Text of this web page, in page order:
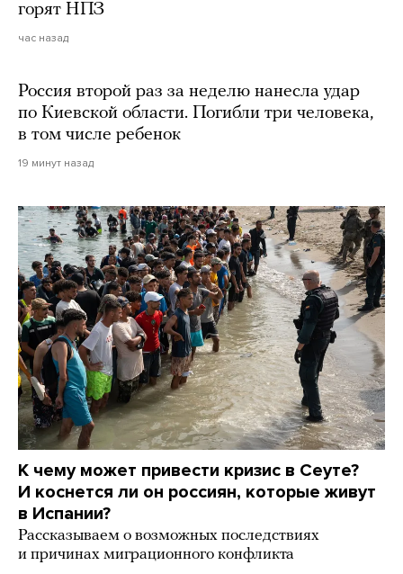
горят НПЗ
час назад
Россия второй раз за неделю нанесла удар
по Киевской области. Погибли три человека,
в том числе ребенок
19 минут назад
К чему может привести кризис в Сеуте?
И коснется ли он россиян, которые живут
в Испании?
Рассказываем о возможных последствиях
и причинах миграционного конфликта